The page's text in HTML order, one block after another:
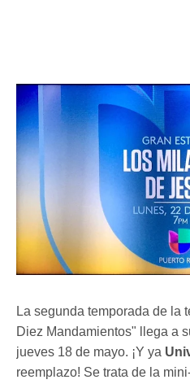
La segunda temporada de la
Diez Mandamientos" llega a
jueves 18 de mayo. ¡Y ya
reemplazo! Se trata de la